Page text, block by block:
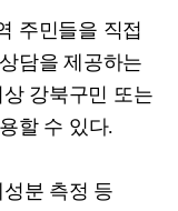
주민들을 직접
담을 제공하는
강북구민 또는
할 수 있다.
성분 측정 등